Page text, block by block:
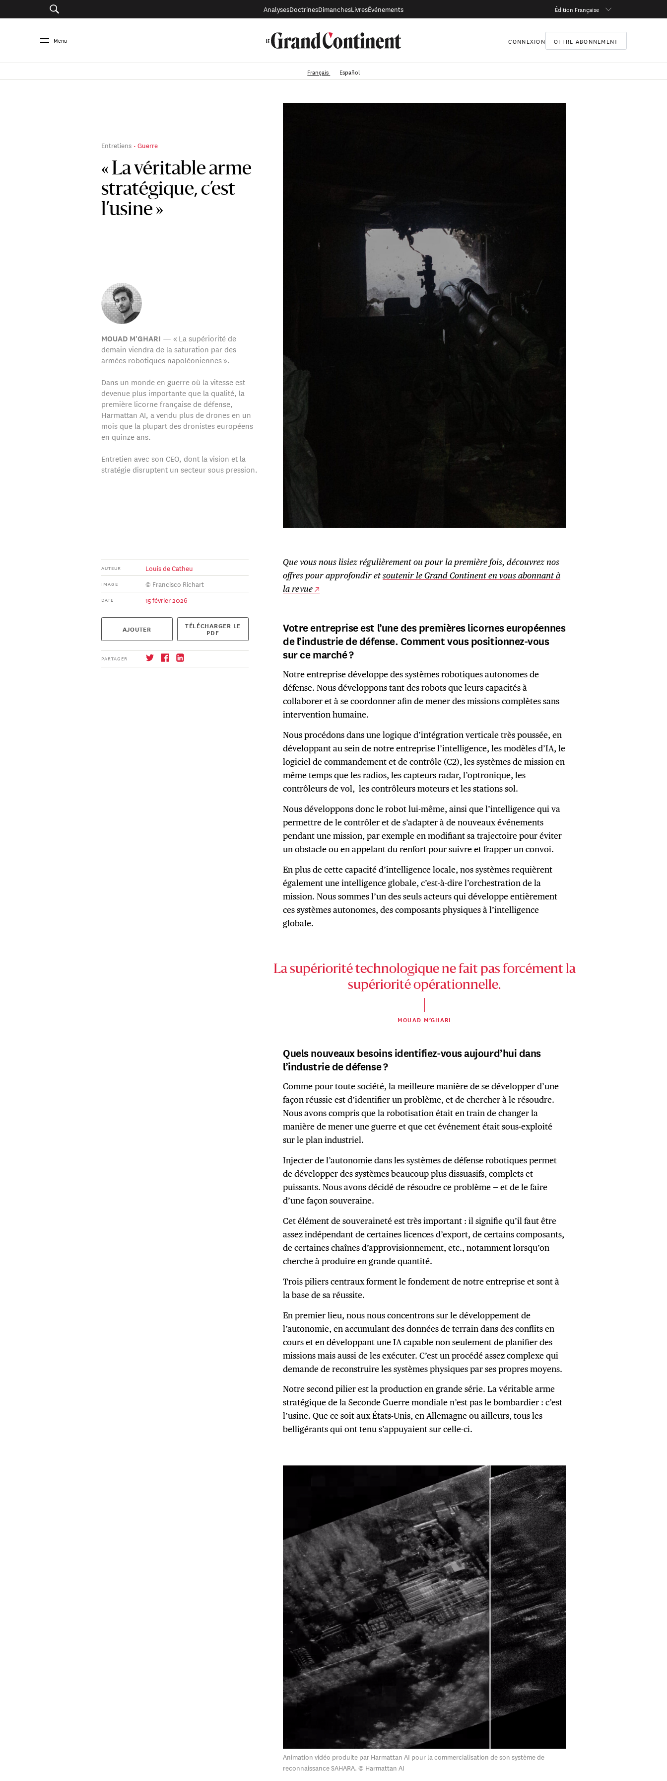
AnalysesDoctrinesDimanchesLivresÉvénements Édition Française
Menu CONNEXION OFFRE ABONNEMENT
Français Español
« La véritable arme
stratégique, c’est
l’usine »
Entretiens Guerre
MOUAD M'GHARI — « La supériorité de
demain viendra de la saturation par des
armées robotiques napoléoniennes ».
Dans un monde en guerre où la vitesse est
devenue plus importante que la qualité, la
première licorne française de défense,
Harmattan AI, a vendu plus de drones en un
mois que la plupart des dronistes européens
en quinze ans.
Entretien avec son CEO, dont la vision et la
stratégie disruptent un secteur sous pression.
AUTEUR Louis de Catheu
IMAGE © Francisco Richart
DATE 15 février 2026
AJOUTER TÉLÉCHARGER LE
PDF
PARTAGER
Que vous nous lisiez régulièrement ou pour la première fois, découvrez nos
offres pour approfondir etsoutenir le Grand Continent en vous abonnant à
la revue
Votre entreprise est l’une des premières licornes européennes
de l’industrie de défense. Comment vous positionnez-vous
sur ce marché ?
Notre entreprise développe des systèmes robotiques autonomes de
défense. Nous développons tant des robots que leurs capacités à
collaborer et à se coordonner afin de mener des missions complètes sans
intervention humaine.
Nous procédons dans une logique d’intégration verticale très poussée, en
développant au sein de notre entreprise l’intelligence, les modèles d’IA, le
logiciel de commandement et de contrôle (C2), les systèmes de mission en
même temps que les radios, les capteurs radar, l’optronique, les
contrôleurs de vol, les contrôleurs moteurs et les stations sol.
Nous développons donc le robot lui-même, ainsi que l’intelligence qui va
permettre de le contrôler et de s’adapter à de nouveaux événements
pendant une mission, par exemple en modifiant sa trajectoire pour éviter
un obstacle ou en appelant du renfort pour suivre et frapper un convoi.
En plus de cette capacité d’intelligence locale, nos systèmes requièrent
également une intelligence globale, c’est-à-dire l’orchestration de la
mission. Nous sommes l’un des seuls acteurs qui développe entièrement
ces systèmes autonomes, des composants physiques à l’intelligence
globale.
La supériorité technologique ne fait pas forcément la
supériorité opérationnelle.
MOUAD M’GHARI
Quels nouveaux besoins identifiez-vous aujourd’hui dans
l’industrie de défense ?
Comme pour toute société, la meilleure manière de se développer d’une
façon réussie est d’identifier un problème, et de chercher à le résoudre.
Nous avons compris que la robotisation était en train de changer la
manière de mener une guerre et que cet événement était sous-exploité
sur le plan industriel.
Injecter de l’autonomie dans les systèmes de défense robotiques permet
de développer des systèmes beaucoup plus dissuasifs, complets et
puissants. Nous avons décidé de résoudre ce problème — et de le faire
d’une façon souveraine.
Cet élément de souveraineté est très important : il signifie qu’il faut être
assez indépendant de certaines licences d’export, de certains composants,
de certaines chaînes d’approvisionnement, etc., notamment lorsqu’on
cherche à produire en grande quantité.
Trois piliers centraux forment le fondement de notre entreprise et sont à
la base de sa réussite.
En premier lieu, nous nous concentrons sur le développement de
l’autonomie, en accumulant des données de terrain dans des conflits en
cours et en développant une IA capable non seulement de planifier des
missions mais aussi de les exécuter. C’est un procédé assez complexe qui
demande de reconstruire les systèmes physiques par ses propres moyens.
Notre second pilier est laproduction en grande série. La véritable arme
stratégique de la Seconde Guerre mondiale n’est pas le bombardier : c’est
l’usine. Que ce soit aux États-Unis, en Allemagne ou ailleurs, tous les
belligérants qui ont tenu s’appuyaient sur celle-ci.
Animation vidéo produite par Harmattan AI pour la commercialisation de son système de
reconnaissance SAHARA. © Harmattan AI